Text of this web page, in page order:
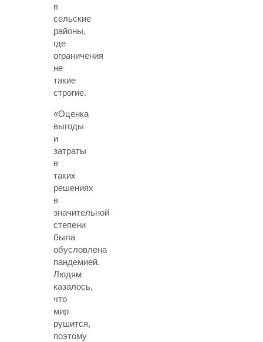
в
сельские
районы,
где
ограничения
не
такие
строгие.
«Оценка
выгоды
и
затраты
в
таких
решениях
в
значительной
степени
была
обусловлена
пандемией.
Людям
казалось,
что
мир
рушится,
поэтому